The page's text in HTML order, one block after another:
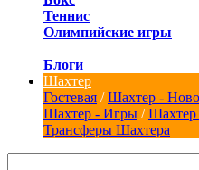
Теннис
Олимпийские игры
Блоги
Шахтер
Гостевая /Шахтер -
Шахтер - Игры /Шахтер
Трансферы Шахтера